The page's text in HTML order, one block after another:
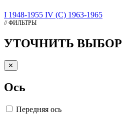
I 1948-1955 IV (C) 1963-1965
// ФИЛЬТРЫ
УТОЧНИТЬ ВЫБОР
✕
Ось
Передняя ось